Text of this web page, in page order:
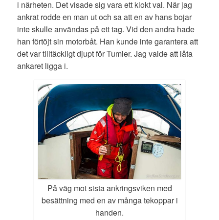
i närheten. Det visade sig vara ett klokt val. När jag
ankrat rodde en man ut och sa att en av hans bojar
inte skulle användas på ett tag. Vid den andra hade
han förtöjt sin motorbåt. Han kunde inte garantera att
det var tilltäckligt djupt för Tumler. Jag valde att låta
ankaret ligga i.
På väg mot sista ankringsviken med
besättning med en av många tekoppar i
handen.